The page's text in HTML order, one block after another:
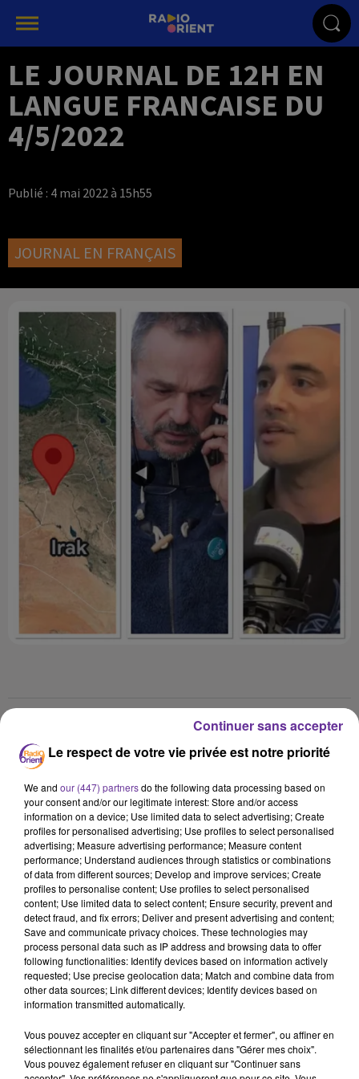
LE JOURNAL DE 12H EN
LANGUE FRANCAISE DU
4/5/2022
Publié : 4 mai 2022 à 15h55
JOURNAL EN FRANÇAIS
TUNISIE
UTOPIA
IRAK
4 mai 2022 - 16 min 48 sec
LE JOURNAL DE 12H EN LANGUE FRANCAISE DU
4/5/2022
JS
EDITION DU JOURNAL DE 12H EN LANGUE FRANCAISE
DU 4/5/2022
L’augmentation du nombre de migrants qui traversent
clandestinement la Manche. Une augmentation
qui inquiète l’association Utopia 56. Une hausse de 300%
avec 6695 traversées depuis le début de l’année, contre
fondateur de l’ONG Utopia 56 Yann Manzi.
Le respect de votre vie privée est notre priorité
We and our (447) partnersdo the following data processing based on
your consent and/or our legitimate interest: Store and/or access
information on a device; Use limited data to select advertising; Create
profiles for personalised advertising; Use profiles to select personalised
advertising; Measure advertising performance; Measure content
performance; Understand audiences through statistics or combinations
of data from different sources; Develop and improve services; Create
profiles to personalise content; Use profiles to select personalised
content; Use limited data to select content; Ensure security, prevent and
detect fraud, and fix errors; Deliver and present advertising and content;
Save and communicate privacy choices. These technologies may
process personal data such as IP address and browsing data to offer
following functionalities: Identify devices based on information actively
requested; Use precise geolocation data; Match and combine data from
other data sources; Link different devices; Identify devices based on
information transmitted automatically.
Vous pouvez accepter en cliquant sur "Accepter et fermer", ou affiner en
sélectionnant les finalités et/ou partenaires dans "Gérer mes choix".
Vous pouvez également refuser en cliquant sur "Continuer sans
Continuer sans accepter